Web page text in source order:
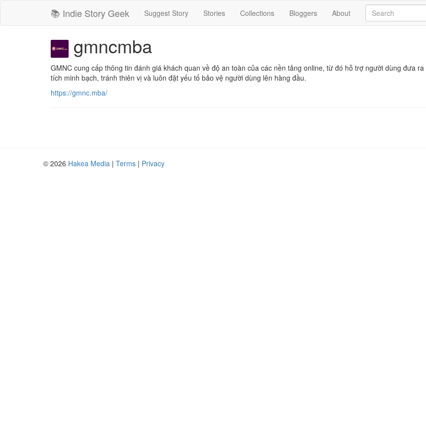
📚 Indie Story Geek Suggest Story Stories Collections Bloggers About
gmncmba
GMNC cung cấp thông tin đánh giá khách quan về độ an toàn của các nền tảng online, từ đó hỗ trợ người dùng đưa
tích minh bạch, tránh thiên vị và luôn đặt yếu tố bảo vệ người dùng lên hàng đầu.
https://gmnc.mba/
© 2026 Hakea Media | Terms | Privacy